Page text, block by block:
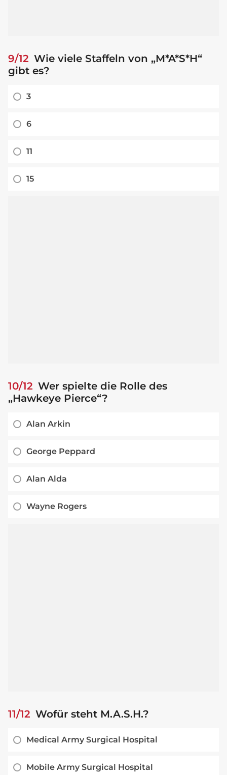
9/12 Wie viele Staffeln von „M*A*S*H“
gibt es?
3
6
11
15
10/12 Wer spielte die Rolle des
„Hawkeye Pierce“?
Alan Arkin
George Peppard
Alan Alda
Wayne Rogers
11/12 Wofür steht M.A.S.H.?
Medical Army Surgical Hospital
Mobile Army Surgical Hospital